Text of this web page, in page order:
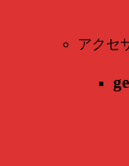
アクセ